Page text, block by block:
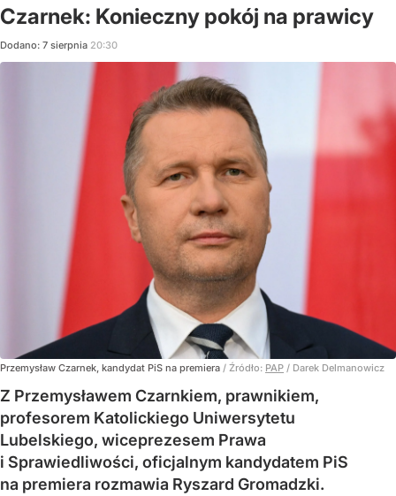
Czarnek: Konieczny pokój na prawicy
Dodano: 7 sierpnia 20:30
Przemysław Czarnek, kandydat PiS na premiera / Źródło: PAP / Darek Delmanowicz
Z Przemysławem Czarnkiem, prawnikiem,
profesorem Katolickiego Uniwersytetu
Lubelskiego, wiceprezesem Prawa
i Sprawiedliwości, oficjalnym kandydatem PiS
na premiera rozmawia Ryszard Gromadzki.